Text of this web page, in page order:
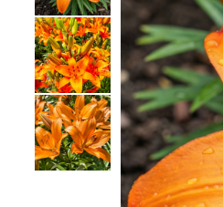
Smochin
Visin
Conifere
Abies
Chiparos
Ienupar